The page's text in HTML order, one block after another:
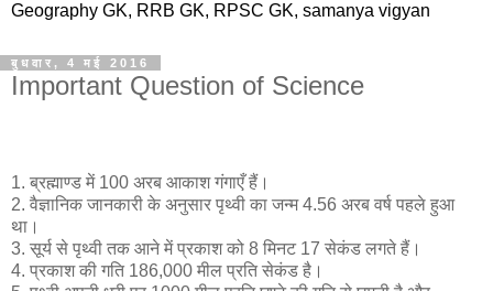
Geography GK, RRB GK, RPSC GK, samanya vigyan
बुधवार, 4 मई 2016
Important Question of Science
1. ब्रह्माण्ड में 100 अरब आकाश गंगाएँ हैं।
2. वैज्ञानिक जानकारी के अनुसार पृथ्वी का जन्म 4.56 अरब वर्ष पहले हुआ
था।
3. सूर्य से पृथ्वी तक आने में प्रकाश को 8 मिनट 17 सेकंड लगते हैं।
4. प्रकाश की गति 186,000 मील प्रति सेकंड है।